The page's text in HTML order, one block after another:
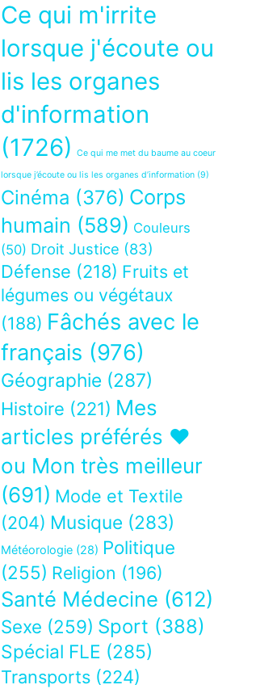
Ce qui m'irrite
lorsque j'écoute ou
lis les organes
d'information
(1726)
Ce qui me met du baume au coeur
lorsque j’écoute ou lis les organes d’information (9)
Cinéma (376) Corps
humain (589) Couleurs
(50) Droit Justice (83)
Défense (218) Fruits et
légumes ou végétaux
(188) Fâchés avec le
français (976)
Géographie (287)
Histoire (221) Mes
articles préférés ❤
ou Mon très meilleur
(691) Mode et Textile
(204) Musique (283)
Météorologie (28) Politique
(255) Religion (196)
Santé Médecine (612)
Sexe (259) Sport (388)
Spécial FLE (285)
Transports (224)